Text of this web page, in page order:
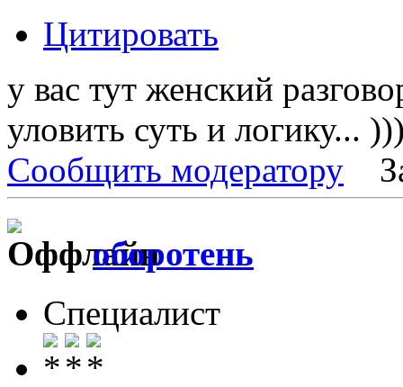
Цитировать
у вас тут женский
уловить суть и логику...
Сообщить модератору
оборотень
Специалист